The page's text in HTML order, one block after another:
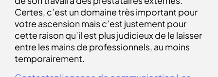
Certes, c’est un domaine très important pour
votre ascension mais c’est justement pour
cette raison qu’il est plus judicieux de le laisser
entre les mains de professionnels, au moins
temporairement.